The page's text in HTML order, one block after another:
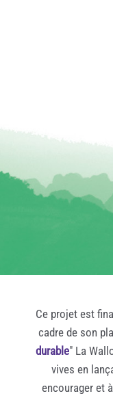
Ce projet est
cadre de son
durable" La
vives en
encourager et